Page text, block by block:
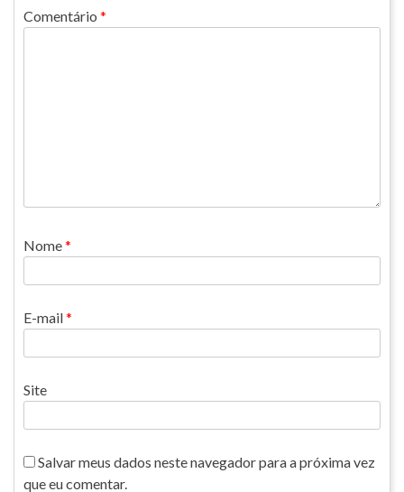
Comentário *
Nome*
E-mail*
Site
Salvar meus dados neste navegador para a próxima vez
que eu comentar.